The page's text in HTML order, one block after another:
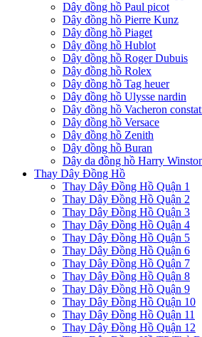
Dây đồng hồ Paul picot
Dây đồng hồ Pierre Kunz
Dây đồng hồ Piaget
Dây đồng hồ Hublot
Dây đồng hồ Roger Dubuis
Dây đồng hồ Rolex
Dây đồng hồ Tag heuer
Dây đồng hồ Ulysse nardin
Dây đồng hồ Vacheron
Dây đồng hồ Versace
Dây đồng hồ Zenith
Dây đồng hồ Buran
Dây da đồng hồ Harry
Thay Dây Đồng Hồ
Thay Dây Đồng Hồ Quận 1
Thay Dây Đồng Hồ Quận 2
Thay Dây Đồng Hồ Quận 3
Thay Dây Đồng Hồ Quận 4
Thay Dây Đồng Hồ Quận 5
Thay Dây Đồng Hồ Quận 6
Thay Dây Đồng Hồ Quận 7
Thay Dây Đồng Hồ Quận 8
Thay Dây Đồng Hồ Quận 9
Thay Dây Đồng Hồ Quận 10
Thay Dây Đồng Hồ Quận 11
Thay Dây Đồng Hồ Quận 12